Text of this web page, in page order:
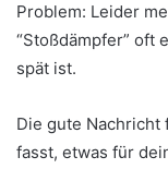
Problem: Leider
“Stoßdämpfer” oft
spät ist.
Die gute Nachricht
fasst, etwas für